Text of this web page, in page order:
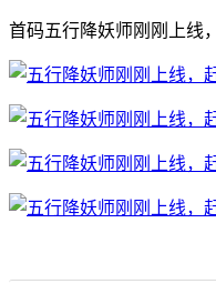
首码五行降妖师刚刚上线